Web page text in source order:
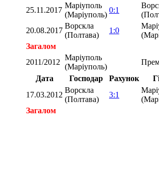
25.11.2017
Маріуполь
(Маріуполь)
0:1
20.08.2017
Ворскла
(Полтава)
1:0
Загалом
2011/2012
Маріуполь
(Маріуполь)
Дата
Господар Рахунок
17.03.2012
Ворскла
(Полтава)
3:1
Загалом